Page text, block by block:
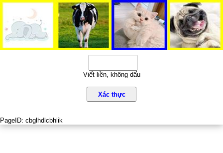
Viết liền, không dấu
Xác thực
PageID: cbglhdlcbhlik